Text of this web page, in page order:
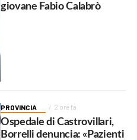
giovane Fabio Calabrò
PROVINCIA 2 ore fa
Ospedale di Castrovillari,
Borrelli denuncia: «Pazienti